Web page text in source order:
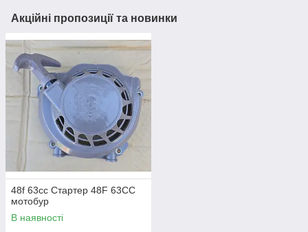
Акційні пропозиції та новинки
48f 63сс Стартер 48F 63СС
мотобур
В наявності